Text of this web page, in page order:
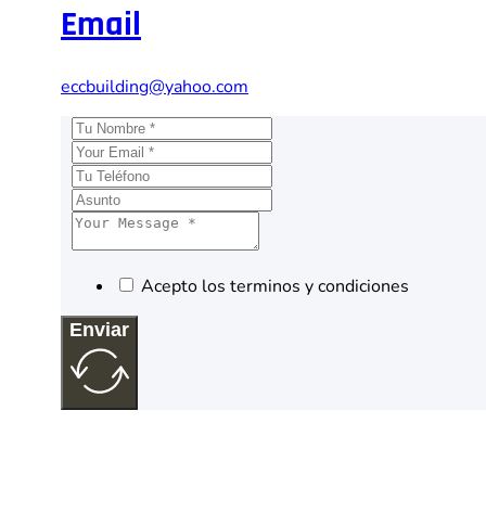
Email
eccbuilding@yahoo.com
Acepto los terminos y condiciones
Enviar